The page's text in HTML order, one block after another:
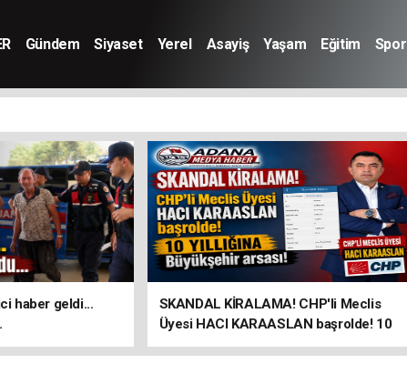
Gündem Siyaset Yerel Asayiş Yaşam Eğitim Spor
haber geldi...
SKANDAL KİRALAMA! CHP'li Meclis
Üyesi HACI KARAASLAN başrolde! 10
YILLIĞINA Büyükşehir arsası!